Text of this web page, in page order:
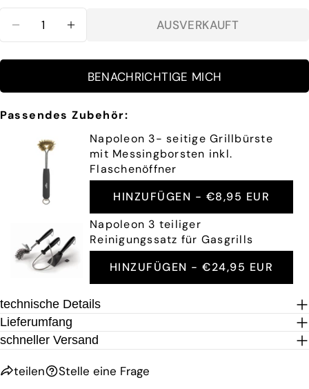
AUSVERKAUFT
BENACHRICHTIGE MICH
Passendes Zubehör:
Napoleon 3- seitige Grillbürste
mit Messingborsten inkl.
Flaschenöffner
HINZUFÜGEN - €8,95 EUR
Napoleon 3 teiliger
Reinigungssatz für Gasgrills
HINZUFÜGEN -€24,95 EUR
technische Details
Lieferumfang
schneller Versand
teilen
Facebook
teilen
Stelle eine Frage
Die mit * gekennzeichneten Felder sind
FRAGE SENDEN